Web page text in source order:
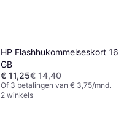
HP Flashhukommelseskort 16
GB
€ 11,25€ 14,40
Of 3 betalingen van € 3,75/mnd.
2 winkels